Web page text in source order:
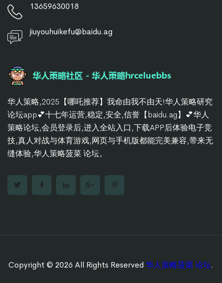
13659630018
jiuyouhuikefu@baidu.ag
华人策略,2025【哪吒推荐】我命由我不由天!华人策略研究
论坛app💕十七年运营,稳定,安全,信誉【baidu.ag】💕华人
策略论坛,会员登录后,进入全站入口,下载APP后体验电子竞
技,真人对战与体育游戏,网页与手机版都能完美兼容,带来无
缝体验,华人策略菠菜 论坛。
Copyright © 2026 All Rights Reserved 华人策略菠菜 论坛.